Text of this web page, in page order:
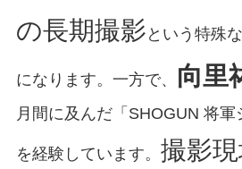
の長期撮影 という特殊
になります。一方で、 向里
月間に及んだ「SHOGUN 将
を経験しています。 撮影